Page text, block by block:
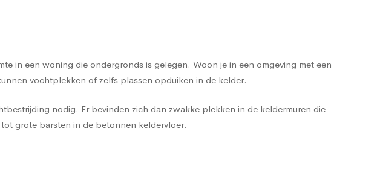
in een woning die ondergronds is gelegen. Woon je in een omgeving met een
vochtplekken of zelfs plassen opduiken in de kelder.
nodig. Er bevinden zich dan zwakke plekken in de keldermuren die
grote barsten in de betonnen keldervloer.